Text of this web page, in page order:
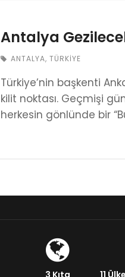
Antalya
ANTALYA, TÜRKIYE
Türkiye’nin başkenti
kilit noktası. Geçmişi
herkesin gönlünde bir